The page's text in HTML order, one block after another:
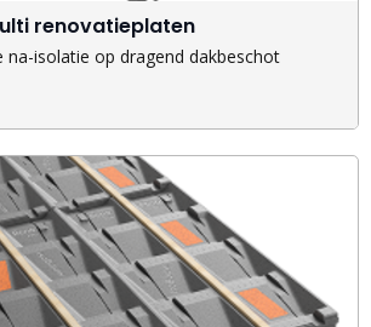
renovatieplaten
na-isolatie op dragend dakbeschot